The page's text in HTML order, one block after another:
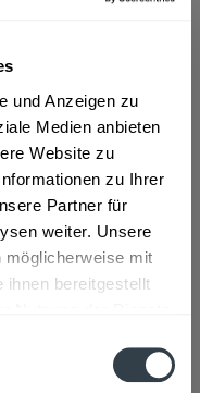
und Anzeigen zu
Medien anbieten
Website zu
zu Ihrer
Partner für
weiter. Unsere
möglicherweise mit
ihnen bereitgestellt